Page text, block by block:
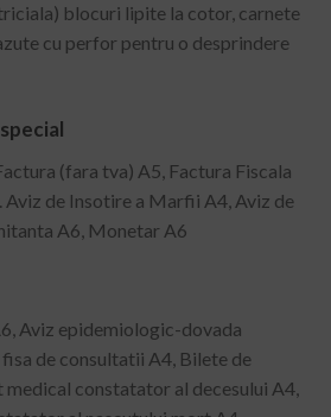
blocuri lipite la cotor, carnete
cu perfor pentru o desprindere
(fara tva) A5, Factura Fiscala
Aviz de Insotire a Marfii A4, Aviz de
A6, Monetar A6
Aviz epidemiologic-dovada
de consultatii A4, Bilete de
constatator al decesului A4,